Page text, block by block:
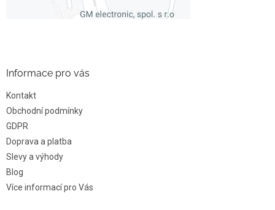
Informace pro vás
Kontakt
Obchodní podmínky
GDPR
Doprava a platba
Slevy a výhody
Blog
Více informací pro Vás